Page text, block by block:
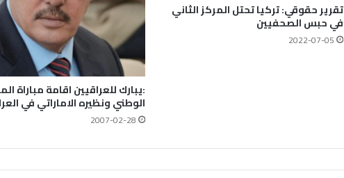
تقرير حقوقي: تركيا تحتل المركز الثاني
في حبس الصحفيين
2022-07-05
:يبارك للعراقيين اقامة مباراة
الوطني ونظيره الاماراتي في
2007-02-28